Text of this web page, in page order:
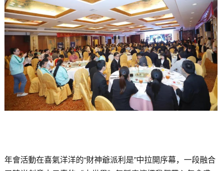
年會活動在喜氣洋洋的“財神爺派利是”中拉開序幕，一段融合